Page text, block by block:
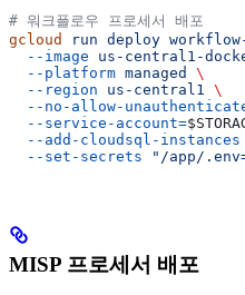
# 워크플로우 프로세서 배포
gcloud
run deploy
  --image
us-central1-
  --platform
managed
\
  --region
us-central1 \
--no-allow-
  --service-account=
  --add-cloudsql-instances
  --set-secrets
"/app/
MISP 프로세서 배포